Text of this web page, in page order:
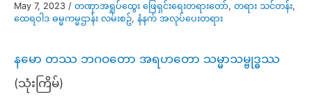
May 7, 2023 / တဏှာအရှုပ်ထွေး ဖြေရှင်းရေးတရားတော်, တရား သင်တန်း,
ထေရဝါဒ ဓမ္မကမ္မဌာန်း လမ်းစဥ်, နံနက် အလုပ်ပေးတရား
နမော တဿ ဘဂဝတော အရဟတော သမ္မာသမ္ဗုဒ္ဓဿ
(သုံးကြိမ်)